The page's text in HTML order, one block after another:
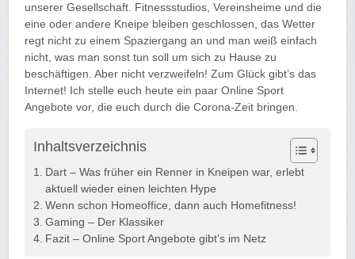
unserer Gesellschaft. Fitnessstudios, Vereinsheime und die
eine oder andere Kneipe bleiben geschlossen, das Wetter
regt nicht zu einem Spaziergang an und man weiß einfach
nicht, was man sonst tun soll um sich zu Hause zu
beschäftigen. Aber nicht verzweifeln! Zum Glück gibt’s das
Internet! Ich stelle euch heute ein paar Online Sport
Angebote vor, die euch durch die Corona-Zeit bringen.
Inhaltsverzeichnis
Dart – Was früher ein Renner in Kneipen war, erlebt
aktuell wieder einen leichten Hype
Wenn schon Homeoffice, dann auch Homefitness!
Gaming – Der Klassiker
Fazit – Online Sport Angebote gibt’s im Netz